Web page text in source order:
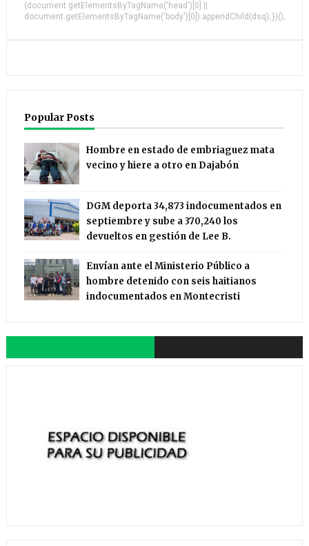
(document.getElementsByTagName('head')[0] ||
document.getElementsByTagName('body')[0]).appendChild(dsq); })();
Popular Posts
Hombre en estado de embriaguez mata
vecino y hiere a otro en Dajabón
DGM deporta 34,873 indocumentados en
septiembre y sube a 370,240 los
devueltos en gestión de Lee B.
Envían ante el Ministerio Público a
hombre detenido con seis haitianos
indocumentados en Montecristi